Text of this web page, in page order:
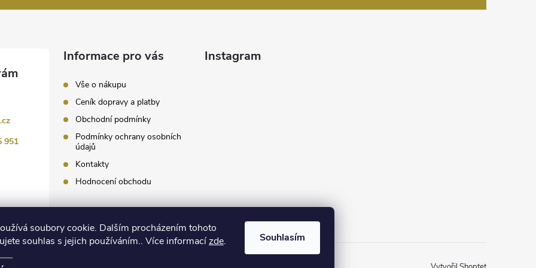
soubory cookie. Dalším procházením tohoto
souhlas s jejich používáním.. Více informacízde. Souhlasím
951
Informace pro vás
Vše o nákupu
Ceník dopravy a platby
Obchodní podmínky
Podmínky ochrany osobních
údajů
Kontakty
Hodnocení obchodu
Instagram
Sledovat na Instagramu